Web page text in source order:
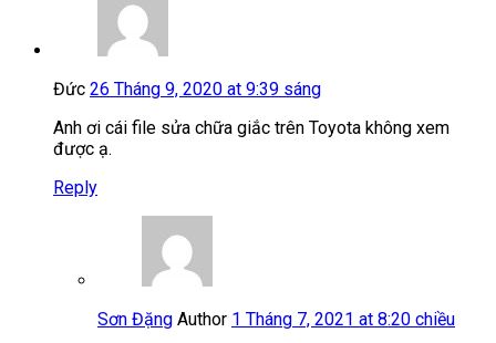
Đức 26 Tháng 9, 2020 at 9:39 sáng
Anh ơi cái file sửa chữa giắc trên Toyota không xem
được ạ.
Reply
Sơn Đặng Author 1 Tháng 7, 2021 at 8:20 chiều